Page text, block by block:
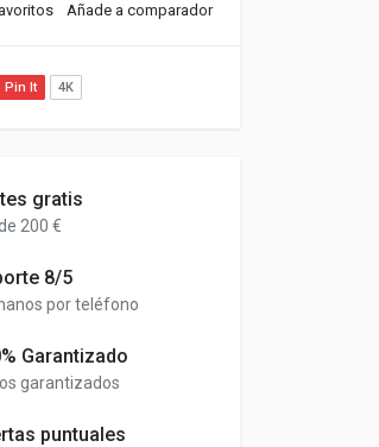
Añade a comparador
Pin It 4K
gratis
200 €
8/5
por teléfono
Garantizado
garantizados
puntuales